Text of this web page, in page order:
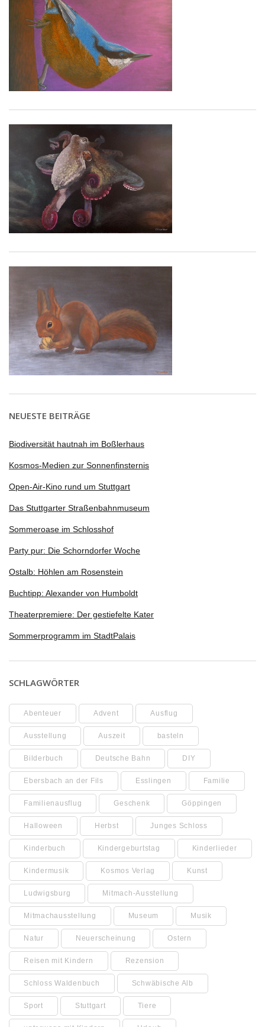
NEUESTE BEITRÄGE
Biodiversität hautnah im Boßlerhaus
Kosmos-Medien zur Sonnenfinsternis
Open-Air-Kino rund um Stuttgart
Das Stuttgarter Straßenbahnmuseum
Sommeroase im Schlosshof
Party pur: Die Schorndorfer Woche
Ostalb: Höhlen am Rosenstein
Buchtipp: Alexander von Humboldt
Theaterpremiere: Der gestiefelte Kater
Sommerprogramm im StadtPalais
SCHLAGWÖRTER
Abenteuer Advent Ausflug
Ausstellung Auszeit basteln
Bilderbuch Deutsche Bahn DIY
Ebersbach an der Fils Esslingen Familie
Familienausflug Geschenk Göppingen
Halloween Herbst Junges Schloss
Kinderbuch Kindergeburtstag Kinderlieder
Kindermusik Kosmos Verlag Kunst
Ludwigsburg Mitmach-Ausstellung
Mitmachausstellung Museum Musik
Natur Neuerscheinung Ostern
Reisen mit Kindern Rezension
Schloss Waldenbuch Schwäbische Alb
Sport Stuttgart Tiere